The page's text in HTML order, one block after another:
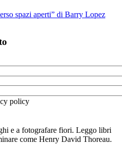
spazi aperti” di Barry Lopez
policy
e a fotografare fiori. Leggo libri
come Henry David Thoreau.